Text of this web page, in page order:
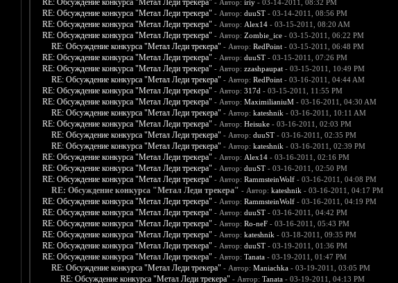
RE: Обсуждение конкурса "Метал Леди трекера" - Автор: iriy- 03-14-2011, 08:32 PM
RE: Обсуждение конкурса "Метал Леди трекера" - Автор: duuST- 03-14-2011, 08:56 PM
RE: Обсуждение конкурса "Метал Леди трекера" - Автор: Alex14- 03-15-2011, 08:20 AM
RE: Обсуждение конкурса "Метал Леди трекера" - Автор: Zombie_ice- 03-15-2011, 06:22 PM
RE: Обсуждение конкурса "Метал Леди трекера" - Автор: RedPoint- 03-15-2011, 06:48 PM
RE: Обсуждение конкурса "Метал Леди трекера" - Автор: duuST- 03-15-2011, 07:26 PM
RE: Обсуждение конкурса "Метал Леди трекера" - Автор: zzashpaupat- 03-15-2011, 10:49 PM
RE: Обсуждение конкурса "Метал Леди трекера" - Автор: RedPoint- 03-16-2011, 04:44 AM
RE: Обсуждение конкурса "Метал Леди трекера" - Автор: 317d - 03-15-2011, 11:55 PM
RE: Обсуждение конкурса "Метал Леди трекера" - Автор: MaximilianiuM- 03-16-2011, 04:30 AM
RE: Обсуждение конкурса "Метал Леди трекера" - Автор: kateshnik - 03-16-2011, 10:11 AM
RE: Обсуждение конкурса "Метал Леди трекера" - Автор: Heisuke- 03-16-2011, 02:03 PM
RE: Обсуждение конкурса "Метал Леди трекера" - Автор: duuST- 03-16-2011, 02:35 PM
RE: Обсуждение конкурса "Метал Леди трекера" - Автор: kateshnik - 03-16-2011, 02:39 PM
RE: Обсуждение конкурса "Метал Леди трекера" - Автор: Alex14- 03-16-2011, 02:16 PM
RE: Обсуждение конкурса "Метал Леди трекера" - Автор: duuST- 03-16-2011, 02:50 PM
RE: Обсуждение конкурса "Метал Леди трекера" - Автор: RammsteinWolf- 03-16-2011, 04:08 PM
RE: Обсуждение конкурса "Метал Леди трекера" - Автор: kateshnik - 03-16-2011, 04:17 PM
RE: Обсуждение конкурса "Метал Леди трекера" - Автор: RammsteinWolf- 03-16-2011, 04:19 PM
RE: Обсуждение конкурса "Метал Леди трекера" - Автор: duuST- 03-16-2011, 04:42 PM
RE: Обсуждение конкурса "Метал Леди трекера" - Автор: Ro-neF- 03-16-2011, 05:43 PM
RE: Обсуждение конкурса "Метал Леди трекера" - Автор: kateshnik - 03-18-2011, 09:35 PM
RE: Обсуждение конкурса "Метал Леди трекера" - Автор: duuST- 03-19-2011, 01:36 PM
RE: Обсуждение конкурса "Метал Леди трекера" - Автор: Tanata- 03-19-2011, 01:47 PM
RE: Обсуждение конкурса "Метал Леди трекера" - Автор: Maniachka- 03-19-2011, 03:05 PM
RE: Обсуждение конкурса "Метал Леди трекера" - Автор: Tanata- 03-19-2011, 04:13 PM